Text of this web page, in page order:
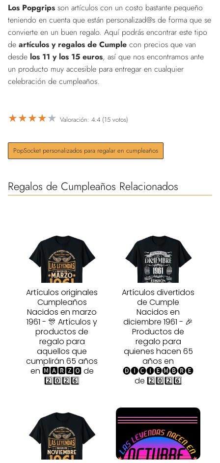
Los Popgrips son artículos con un costo bastante pequeño
teniendo en cuenta que están personalizad@s de forma que se
convierte en un buen regalo. Aquí podrás encontrar este tipo
de artículos y regalos de Cumple con precios que van
desde los 11 y los 15 euros, así que nos encontramos ante
un producto muy accesible para entregar en cualquier
celebración de cumpleaños.
★★★★★ Valoración: 4.4 (15 votos)
PopSocket personalizados para regalar en cumpleaños
Regalos de Cumpleaños Relacionados
Artículos originales
Cumpleaños
Nacidos en marzo
1961 - 🎊 Artículos y
productos de
regalo para
aquellos que
cumplirán 65 años
en 🅼🅰🆁🆉🅾 de
2️⃣0️⃣2️⃣6️⃣
Artículos divertidos
de Cumple
Nacidos en
diciembre 1961 - 🎉
Productos de
regalo para
quienes hacen 65
años en
🅓🅘🅒🅘🅔🅜🅑🅡🅔
de 2️⃣0️⃣2️⃣6️⃣